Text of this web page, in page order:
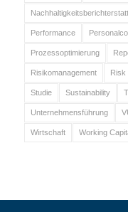
Performance
Prozessoptimierung
Risikomanagement Risk
Studie Sustainability
Unternehmensführung
Wirtschaft Working